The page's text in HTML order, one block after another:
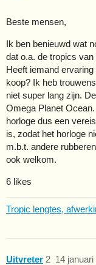
Beste mensen,
Ik ben benieuwd wat
dat o.a. de tropics
Heeft iemand
koop? Ik heb
niet super lang zijn.
Omega Planet
horloge dus een
is, zodat het horloge
m.b.t. andere
ook welkom.
6 likes
Tropic lengtes,
Uitvreter 14
2